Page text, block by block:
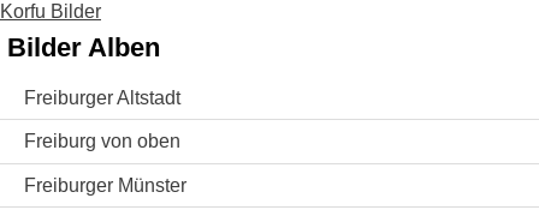
Korfu Bilder
Bilder Alben
Freiburger Altstadt
Freiburg von oben
Freiburger Münster